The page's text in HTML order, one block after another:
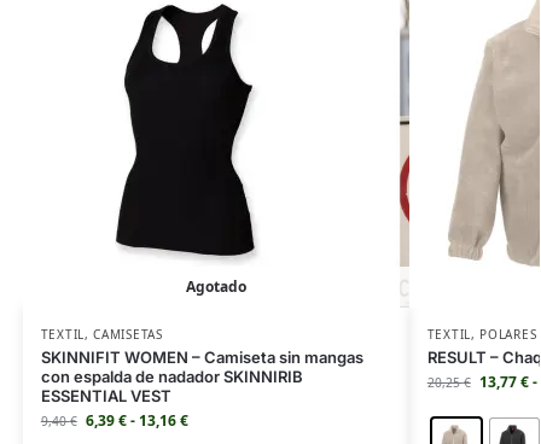
Agotado
TEXTIL ,CAMISETAS
SKINNIFIT WOMEN – Camiseta sin mangas
con espalda de nadador SKINNIRIB
ESSENTIAL VEST
9,40€ 6,39€- 13,16€
TEXTIL , POLARES
RESULT –
20,25€ 13,77€-